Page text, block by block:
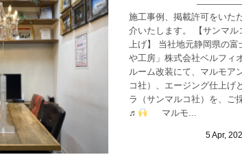
施工事例、掲載許可をいた
介いたします。 【サンマル
上げ】 当社地元静岡県の富
や工房」株式会社ベルフィ
ルーム改装にて、マルモア
コ社）、エージング仕上げ
ラ（サンマルコ社）を、ご
♬
マルモ...
5 Apr,